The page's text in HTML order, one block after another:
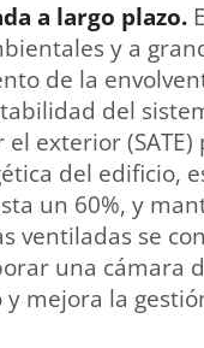
a largo plazo.
y a
de la
del
exterior
del edificio,
un 60%, y
ventiladas se
una cámara
mejora la